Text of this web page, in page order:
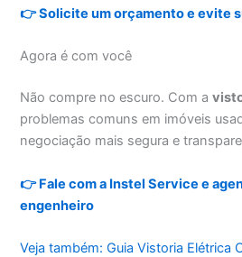
👉 Solicite um orçamento e evite
Agora é com você
Não compre no escuro. Com a
problemas comuns em imóveis
negociação mais segura e
👉 Fale com a Instel Service e
engenheiro
Veja também: Guia Vistoria Elétrica